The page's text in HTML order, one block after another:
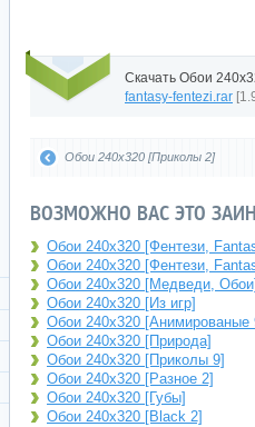
Скачать Обои
fantasy-fentezi.rar
Обои 240x320 [Приколы 2]
ВОЗМОЖНО ВАС ЭТО
Обои 240x320 [Фентези,
Обои 240x320 [Фентези,
Обои 240x320 [Медведи, Обои]
Обои 240x320 [Из игр]
Обои 240x320 [Анимированые
Обои 240x320 [Природа]
Обои 240x320 [Приколы 9]
Обои 240x320 [Разное 2]
Обои 240x320 [Губы]
Обои 240x320 [Black 2]